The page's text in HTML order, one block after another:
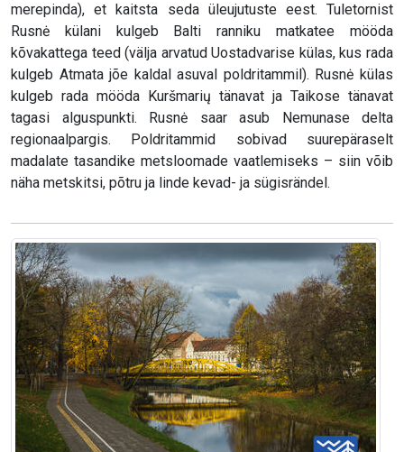
merepinda), et kaitsta seda üleujutuste eest. Tuletornist
Rusnė külani kulgeb Balti ranniku matkatee mööda
kõvakattega teed (välja arvatud Uostadvarise külas, kus rada
kulgeb Atmata jõe kaldal asuval poldritammil). Rusnė külas
kulgeb rada mööda Kuršmarių tänavat ja Taikose tänavat
tagasi alguspunkti. Rusnė saar asub Nemunase delta
regionaalpargis. Poldritammid sobivad suurepäraselt
madalate tasandike metsloomade vaatlemiseks – siin võib
näha metskitsi, põtru ja linde kevad- ja sügisrändel.